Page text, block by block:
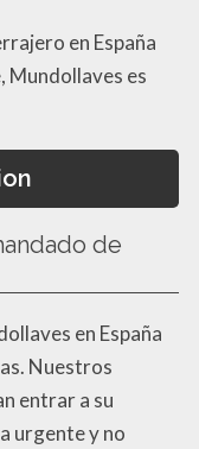
en España
Mundollaves es
de
en España
Nuestros
entrar a su
urgente y no